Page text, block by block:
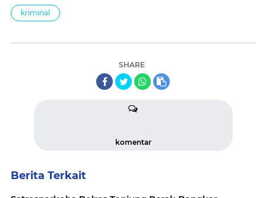
kriminal
SHARE
komentar
Berita Terkait